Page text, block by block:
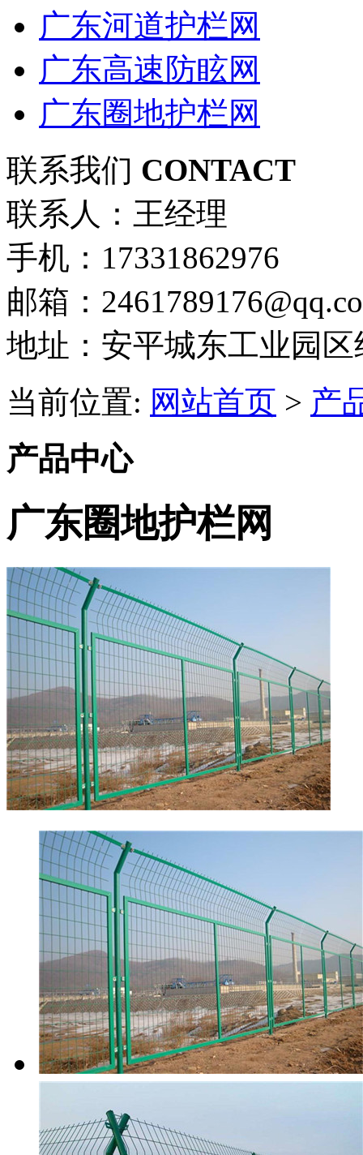
广东河道护栏网
广东高速防眩网
广东圈地护栏网
联系我们 CONTACT
联系人：王经理
手机：17331862976
邮箱：
地址：安平城东工业园区
当前位置: 网站首页 > 产
产品中心
广东圈地护栏网